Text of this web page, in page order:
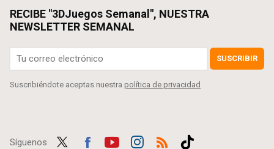
RECIBE "3DJuegos Semanal", NUESTRA
NEWSLETTER SEMANAL
SUSCRIBIR
Suscribiéndote aceptas nuestra política de privacidad
Síguenos